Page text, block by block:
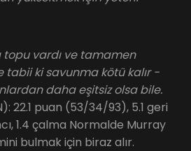
vardı ve tamamen
tabii ki savunma kötü kalır -
daha eşitsiz olsa bile.
22.1 puan (53/34/93), 5.1 geri
1.4 çalma Normalde Murray
bulmak için biraz alır.